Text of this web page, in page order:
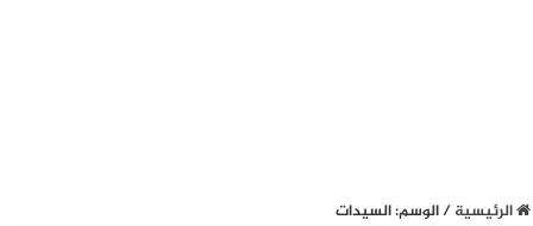
الرئيسية/الوسم:السيدات